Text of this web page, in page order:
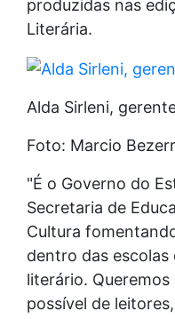
produzidas nas
Literária.
Alda Sirleni,
Foto: Marcio
"É o Governo do
Secretaria de
Cultura
dentro das
literário.
possível de